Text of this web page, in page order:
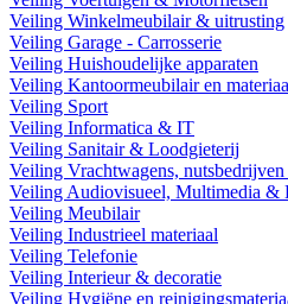
Veiling Winkelmeubilair & uitrusting
Veiling Garage - Carrosserie
Veiling Huishoudelijke apparaten
Veiling Kantoormeubilair en
Veiling Sport
Veiling Informatica & IT
Veiling Sanitair & Loodgieterij
Veiling Vrachtwagens,
Veiling Audiovisueel, Multimedia &
Veiling Meubilair
Veiling Industrieel materiaal
Veiling Telefonie
Veiling Interieur & decoratie
Veiling Hygiëne en